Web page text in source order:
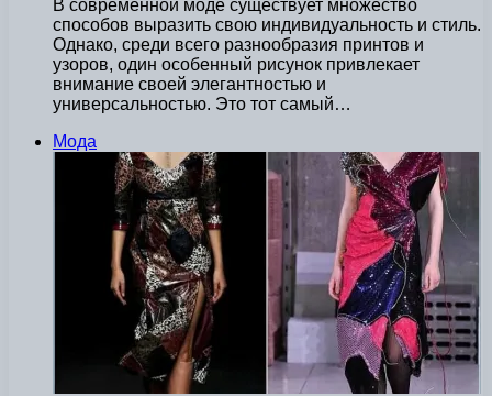
В современной моде существует множество
способов выразить свою индивидуальность и стиль.
Однако, среди всего разнообразия принтов и
узоров, один особенный рисунок привлекает
внимание своей элегантностью и
универсальностью. Это тот самый…
Мода